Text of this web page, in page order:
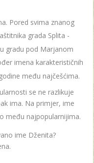
Pored svima znanog
grada Splita -
gradu pod Marjanom
imena karakterističnih
među najčešćima.
se ne razlikuje
ima. Na primjer, ime
među najpopularnijima.
ime Dženita?